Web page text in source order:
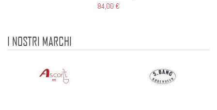
84,00 €
I NOSTRI MARCHI